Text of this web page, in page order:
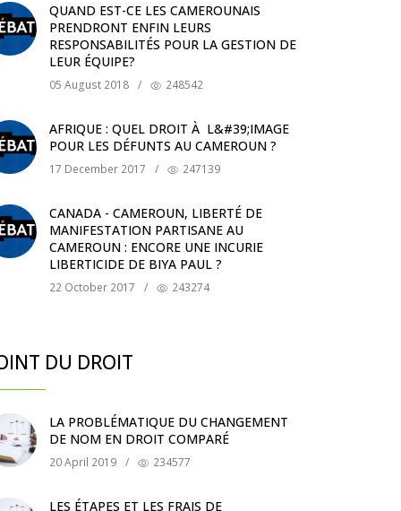
QUAND EST-CE LES CAMEROUNAIS
PRENDRONT ENFIN LEURS
RESPONSABILITÉS POUR LA GESTION DE
LEUR ÉQUIPE?
05 August 2018 / 248542
AFRIQUE : QUEL DROIT À L&#39;IMAGE
POUR LES DÉFUNTS AU CAMEROUN ?
17 December 2017 / 247139
CANADA - CAMEROUN, LIBERTÉ DE
MANIFESTATION PARTISANE AU
CAMEROUN : ENCORE UNE INCURIE
LIBERTICIDE DE BIYA PAUL ?
22 October 2017 / 243274
DU DROIT
LA PROBLÉMATIQUE DU CHANGEMENT
DE NOM EN DROIT COMPARÉ
20 April 2019 / 234577
LES ÉTAPES ET LES FRAIS DE